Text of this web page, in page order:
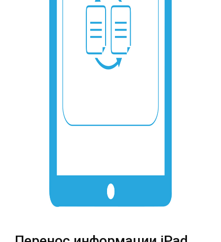
Запчасти для смартфонов
Позняки